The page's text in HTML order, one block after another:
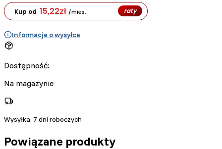
Kup od 15,22zł /mies. raty
Informacje o wysyłce
Dostępność:
Na magazynie
Wysyłka: 7 dni roboczych
Powiązane produkty